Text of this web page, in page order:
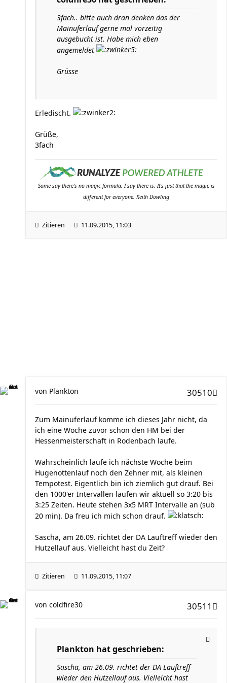
3fach.. bitte auch dran denken das der
Mainuferlauf gerne mal vorzeitig
ausgebucht ist. Habe mich eben
angemeldet
Grüsse
Erledischt.
Grüße,
3fach
Some say there's no magic formula. I say there is. It's just that the magic is
different for everyone. Keith Dowling
Zitieren 11.09.2015, 11:03
30510
von Plankton
Zum Mainuferlauf komme ich dieses Jahr nicht, da
ich eine Woche zuvor schon den HM bei der
Hessenmeisterschaft in Rodenbach laufe.
Wahrscheinlich laufe ich nächste Woche beim
Hugenottenlauf noch den Zehner mit, als kleinen
Tempotest. Eigentlich bin ich ziemlich gut drauf. Bei
den 1000'er Intervallen laufen wir aktuell so 3:20 bis
3:25 Zeiten. Heute stehen 3x5 MRT Intervalle an (sub
20 min). Da freu ich mich schon drauf.
Sascha, am 26.09. richtet der DA Lauftreff wieder den
Hutzellauf aus. Vielleicht hast du Zeit?
Zitieren 11.09.2015, 11:07
30511
von coldfire30
Plankton hat geschrieben:
Sascha, am 26.09. richtet der DA Lauftreff
wieder den Hutzellauf aus. Vielleicht hast